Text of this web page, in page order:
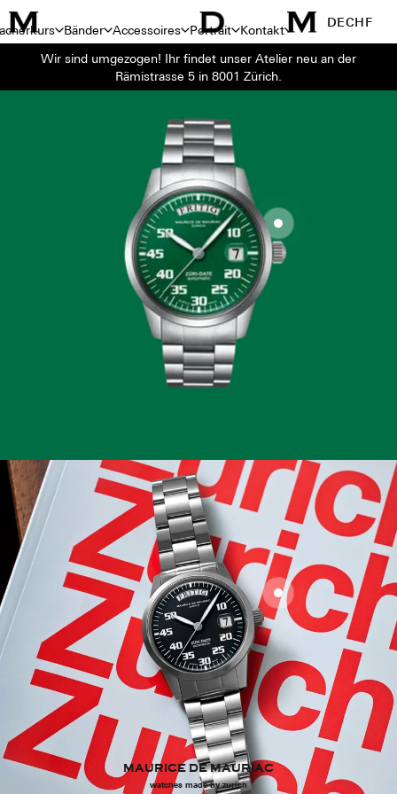
Bänder Accessoires Portrait Kontakt
DECHF
Wir sind umgezogen! Ihr findet unser Atelier neu an der
Rämistrasse 5 in 8001 Zürich.
MAURICE DE MAURIAC
watches made by zurich